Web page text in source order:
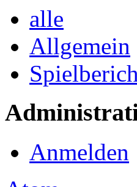
alle
Allgemein
Anmelden